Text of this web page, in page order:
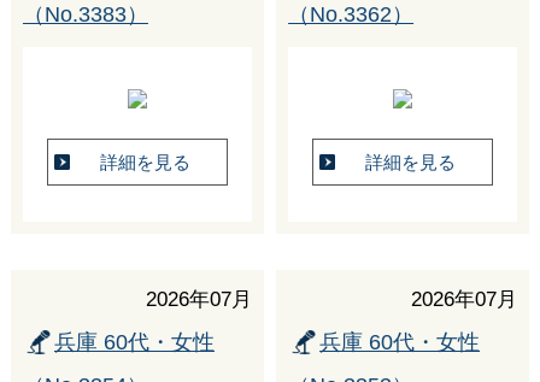
（No.3383）
詳細を見る
（No.3362）
詳細を見る
2026年07月
兵庫 60代・女性
2026年07月
兵庫 60代・女性